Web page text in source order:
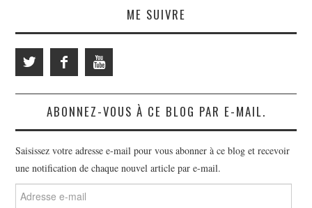
ME SUIVRE
ABONNEZ-VOUS À CE BLOG PAR E-MAIL.
Saisissez votre adresse e-mail pour vous abonner à ce blog et recevoir
une notification de chaque nouvel article par e-mail.
Adresse
e-